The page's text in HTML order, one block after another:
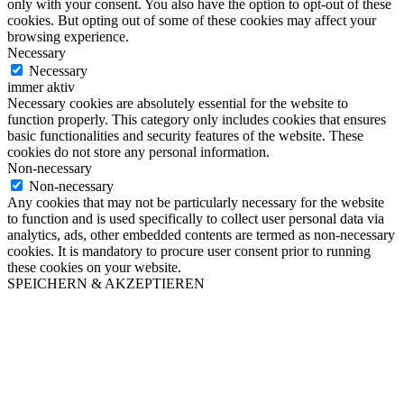
only with your consent. You also have the option to opt-out of these
cookies. But opting out of some of these cookies may affect your
browsing experience.
Necessary
Necessary
immer aktiv
Necessary cookies are absolutely essential for the website to
function properly. This category only includes cookies that ensures
basic functionalities and security features of the website. These
cookies do not store any personal information.
Non-necessary
Non-necessary
Any cookies that may not be particularly necessary for the website
to function and is used specifically to collect user personal data via
analytics, ads, other embedded contents are termed as non-necessary
cookies. It is mandatory to procure user consent prior to running
these cookies on your website.
SPEICHERN & AKZEPTIEREN